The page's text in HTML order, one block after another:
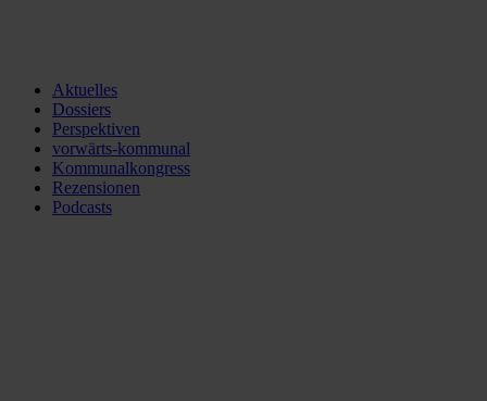
Aktuelles
Dossiers
Perspektiven
vorwärts-kommunal
Kommunalkongress
Rezensionen
Podcasts